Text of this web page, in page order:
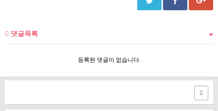
댓글목록
등록된 댓글이 없습니다.